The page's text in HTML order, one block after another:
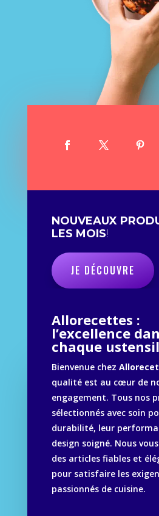
NOUVEAUX
LES MOIS!
JE DÉCOUVRE
Allorecettes :
l’excellence
chaque
Bienvenue chez
qualité est au cœur de
engagement. Tous nos
sélectionnés avec soin
durabilité, leur
design soigné. Nous
des articles fiables et
pour satisfaire les
passionnés de cuisine.